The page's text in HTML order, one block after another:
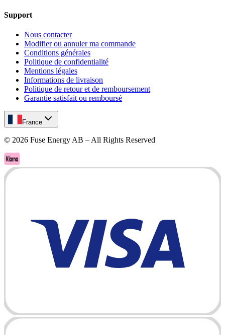
Support
Nous contacter
Modifier ou annuler ma commande
Conditions générales
Politique de confidentialité
Mentions légales
Informations de livraison
Politique de retour et de remboursement
Garantie satisfait ou remboursé
France
© 2026 Fuse Energy AB – All Rights Reserved